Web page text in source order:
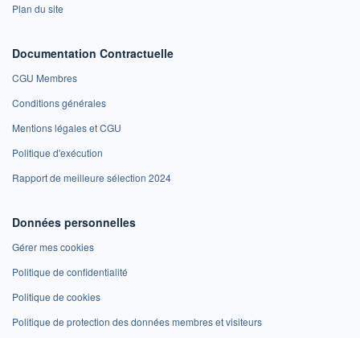
Plan du site
Documentation Contractuelle
CGU Membres
Conditions générales
Mentions légales et CGU
Politique d'exécution
Rapport de meilleure sélection 2024
Données personnelles
Gérer mes cookies
Politique de confidentialité
Politique de cookies
Politique de protection des données membres et visiteurs